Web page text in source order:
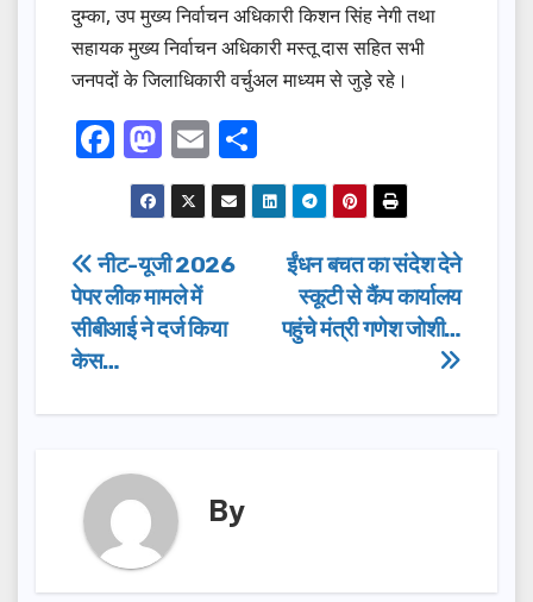
दुम्का, उप मुख्य निर्वाचन अधिकारी किशन सिंह नेगी तथा
सहायक मुख्य निर्वाचन अधिकारी मस्तू दास सहित सभी
जनपदों के जिलाधिकारी वर्चुअल माध्यम से जुड़े रहे।
F
a
c
e
b
o
o
k
M
a
st
o
d
o
E
m
ail
h
ar
Post
navigation
ईंधन बचत का संदेश देने
स्कूटी से कैंप कार्यालय
पहुंचे मंत्री गणेश जोशी…
नीट-यूजी 2026
पेपर लीक मामले में
सीबीआई ने दर्ज किया
केस…
By